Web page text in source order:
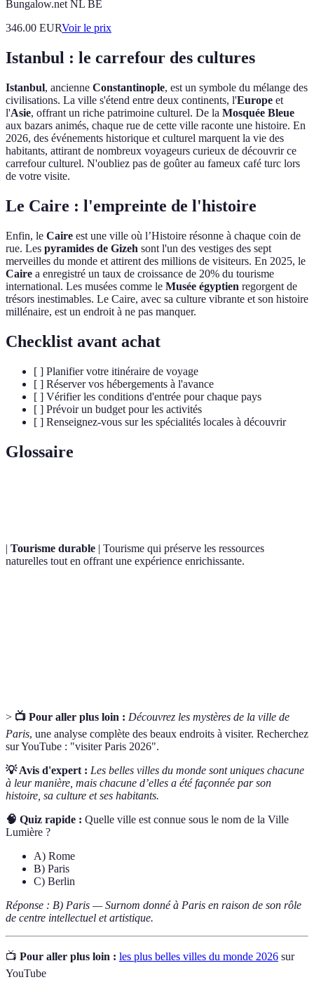
Bungalow.net NL BE
346.00 EURVoir le prix
Istanbul : le carrefour des cultures
Istanbul, ancienne Constantinople, est un symbole du mélange des
civilisations. La ville s'étend entre deux continents, l'Europe et
l'Asie, offrant un riche patrimoine culturel. De la Mosquée Bleue
aux bazars animés, chaque rue de cette ville raconte une histoire. En
2026, des événements historique et culturel marquent la vie des
habitants, attirant de nombreux voyageurs curieux de découvrir ce
carrefour culturel. N'oubliez pas de goûter au fameux café turc lors
de votre visite.
Le Caire : l'empreinte de l'histoire
Enfin, le Caire est une ville où l’Histoire résonne à chaque coin de
rue. Les pyramides de Gizeh sont l'un des vestiges des sept
merveilles du monde et attirent des millions de visiteurs. En 2025, le
Caire a enregistré un taux de croissance de 20% du tourisme
international. Les musées comme le Musée égyptien regorgent de
trésors inestimables. Le Caire, avec sa culture vibrante et son histoire
millénaire, est un endroit à ne pas manquer.
Checklist avant achat
[ ] Planifier votre itinéraire de voyage
[ ] Réserver vos hébergements à l'avance
[ ] Vérifier les conditions d'entrée pour chaque pays
[ ] Prévoir un budget pour les activités
[ ] Renseignez-vous sur les spécialités locales à découvrir
Glossaire
| Tourisme durable | Tourisme qui préserve les ressources
naturelles tout en offrant une expérience enrichissante.
> 📺 Pour aller plus loin : Découvrez les mystères de la ville de
Paris, une analyse complète des beaux endroits à visiter. Recherchez
sur YouTube : "visiter Paris 2026".
💡 Avis d'expert : Les belles villes du monde sont uniques chacune
à leur manière, mais chacune d’elles a été façonnée par son
histoire, sa culture et ses habitants.
🧠 Quiz rapide : Quelle ville est connue sous le nom de la Ville
Lumière ?
A) Rome
B) Paris
C) Berlin
Réponse : B) Paris — Surnom donné à Paris en raison de son rôle
de centre intellectuel et artistique.
📺 Pour aller plus loin : les plus belles villes du monde 2026 sur
YouTube